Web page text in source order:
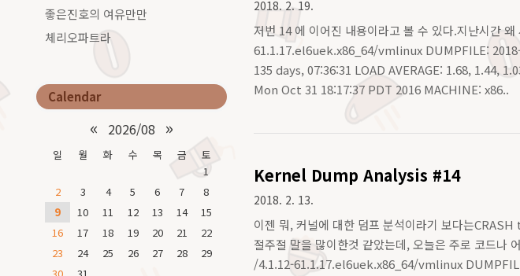
좋은진호의 여유만만
체리오파트라
Calendar
« 2026/08 »
일 월 화 수 목 금
토
1
2
3 4 5 6 7
8
9
10 11 12 13 14
15
16
17 18 19 20 21
22
23
24 25 26 27 28
29
2018. 2. 19.
저번 14 에 이어진 내용이라고 볼 수 있다.지난시간
61.1.17.el6uek.x86_64/vmlinux DUMPFILE:
135 days, 07:36:31 LOAD AVERAGE: 1.68, 1.44,
Mon Oct 31 18:17:37 PDT 2016 MACHINE: x86..
Kernel Dump Analysis #14
2018. 2. 13.
이젠 뭐, 커널에 대한 덤프 분석이라기 보다는
절주절 말을 많이한것 같았는데, 오늘은 주로 코드나
/4.1.12-61.1.17.el6uek.x86_64/vmlinux